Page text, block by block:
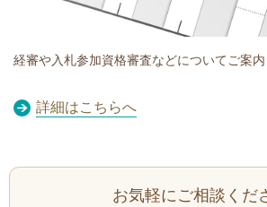
経審や入札参加資格審査などについてご案内
詳細はこちらへ
お気軽にご相談くだ